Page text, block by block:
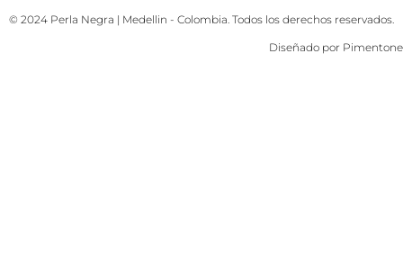
© 2024 Perla Negra | Medellin - Colombia. Todos los derechos reservados.
Diseñado por Pimentone